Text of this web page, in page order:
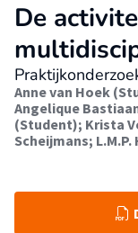
De
Anne van Hoek
Angelique
(Student); Krista
Scheijmans; L.M.P.